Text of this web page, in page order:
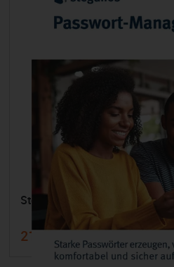
Steganos Passwort-Manager
21,99 € 24,99 €